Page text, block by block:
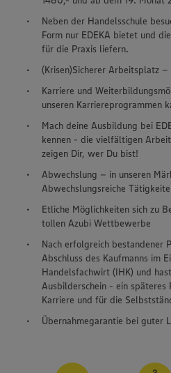
Wir setzen Cookies und andere
Neben der Handelsschule
Form nur EDEKA bietet und
für die Praxis liefern.
(Krisen)Sicherer Arbeitsplatz
Karriere und
unseren Karriereprogrammen
Mach deine Ausbildung bei
kennen - die vielfältigen
zeigen Dir, wer Du bist!
Abwechslung – in unseren
Abwechslungsreiche
Etliche Möglichkeiten sich zu
tollen Azubi Wettbewerbe
Nach erfolgreich bestandener
Abschluss des Kaufmanns im
Handelsfachwirt (IHK) und
Ausbilderschein - ein späteres
Karriere und für die
Übernahmegarantie bei guter